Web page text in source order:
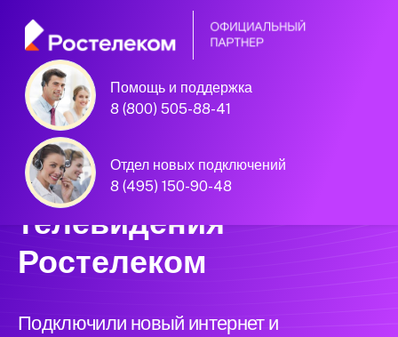
Помощь и поддержка
8 (800) 505-88-41
Отдел новых подключений
8 (495) 150-90-48
Единая Система
Подключений
нового интернета и
телевидения
Ростелеком
Подключили новый интернет и